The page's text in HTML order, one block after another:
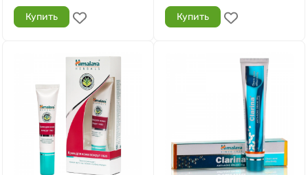
Купить Купить